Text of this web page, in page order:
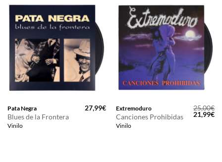
Pata Negra
Blues de la Frontera
Vinilo
27,99€ Extremoduro
Canciones Prohibidas
Vinilo
25,00€
El
precio
21,99€El